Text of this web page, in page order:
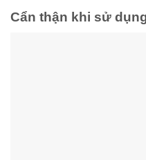
Cẩn thận khi sử